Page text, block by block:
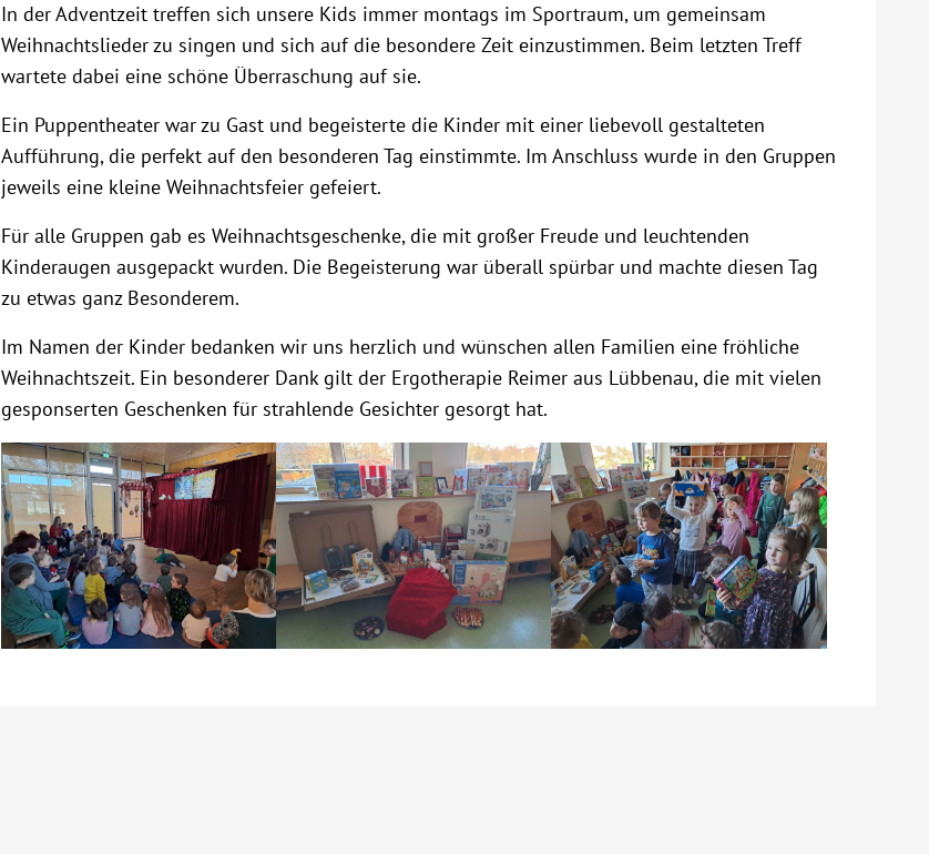
In der Adventzeit treffen sich unsere Kids immer montags im Sportraum, um gemeinsam
Weihnachtslieder zu singen und sich auf die besondere Zeit einzustimmen. Beim letzten Treff
wartete dabei eine schöne Überraschung auf sie.
Ein Puppentheater war zu Gast und begeisterte die Kinder mit einer liebevoll gestalteten
Aufführung, die perfekt auf den besonderen Tag einstimmte. Im Anschluss wurde in den Gruppen
jeweils eine kleine Weihnachtsfeier gefeiert.
Für alle Gruppen gab es Weihnachtsgeschenke, die mit großer Freude und leuchtenden
Kinderaugen ausgepackt wurden. Die Begeisterung war überall spürbar und machte diesen Tag
zu etwas ganz Besonderem.
Im Namen der Kinder bedanken wir uns herzlich und wünschen allen Familien eine fröhliche
Weihnachtszeit. Ein besonderer Dank gilt der Ergotherapie Reimer aus Lübbenau, die mit vielen
gesponserten Geschenken für strahlende Gesichter gesorgt hat.